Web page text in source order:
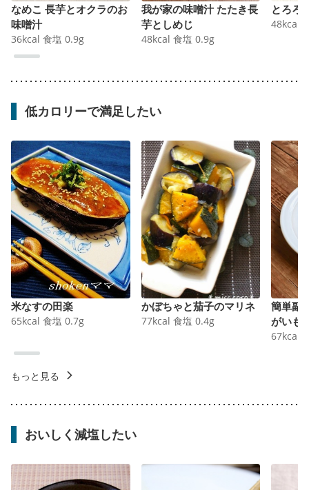
なめこ 長芋とオクラのお
味噌汁
36kcal 食塩 0.9g
我が家の味噌汁 たたき長
芋としめじ
48kcal 食塩 0.9g
とろろ
48kcal
低カロリーで満足したい
米なすの田楽
65kcal 食塩 0.7g
かぼちゃと茄子のマリネ
77kcal 食塩 0.4g
簡単副
がいも
67kcal
もっと見る
おいしく減塩したい